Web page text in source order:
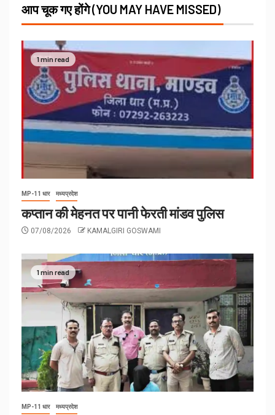
आप चूक गए होंगे (YOU MAY HAVE MISSED)
1 min read
MP-11 धार मध्यप्रदेश
कप्तान की मेहनत पर पानी फेरती मांडव पुलिस
07/08/2026 KAMALGIRI GOSWAMI
1 min read
MP-11 धार मध्यप्रदेश